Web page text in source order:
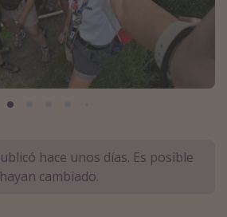
hace unos días. Es posible
cambiado.